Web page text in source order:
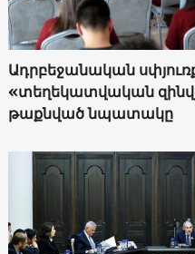
Ադրբեջանական
«տեղեկատվական
թաքնված նպատակը